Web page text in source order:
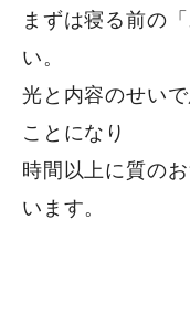
まずは寝る前の
い。
光と内容のせい
ことになり
時間以上に質の
います。